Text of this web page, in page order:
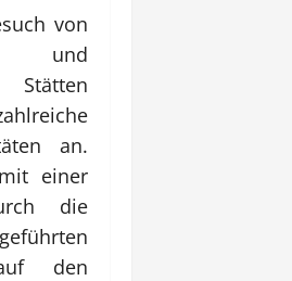
von
und
an.
einer
die
den